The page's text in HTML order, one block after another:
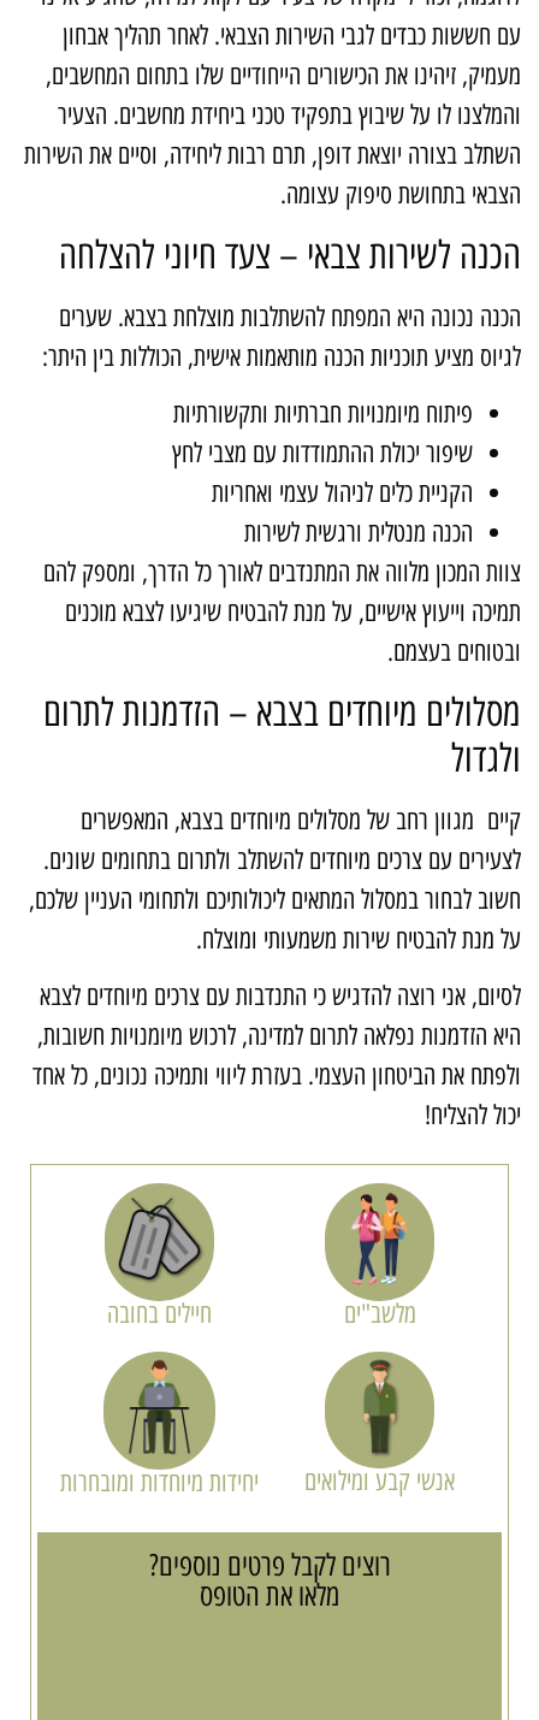
חששות כבדים לגבי השירות הצבאי. לאחר תהליך אבחון
זיהינו את הכישורים הייחודיים שלו בתחום המחשבים,
לו על שיבוץ בתפקיד טכני ביחידת מחשבים. הצעיר
בצורה יוצאת דופן, תרם רבות ליחידה, וסיים את השירות
בתחושת סיפוק עצומה.
לשירות צבאי – צעד חיוני להצלחה
נכונה היא המפתח להשתלבות מוצלחת בצבא. שערים
מציע תוכניות הכנה מותאמות אישית, הכוללות בין היתר:
פיתוח מיומנויות חברתיות ותקשורתיות
שיפור יכולת ההתמודדות עם מצבי לחץ
הקניית כלים לניהול עצמי ואחריות
הכנה מנטלית ורגשית לשירות
המכון מלווה את המתנדבים לאורך כל הדרך, ומספק להם
וייעוץ אישיים, על מנת להבטיח שיגיעו לצבא מוכנים
בעצמם.
מיוחדים בצבא – הזדמנות לתרום
מגוון רחב של מסלולים מיוחדים בצבא, המאפשרים
עם צרכים מיוחדים להשתלב ולתרום בתחומים שונים.
לבחור במסלול המתאים ליכולותיכם ולתחומי העניין שלכם,
מנת להבטיח שירות משמעותי ומוצלח.
אני רוצה להדגיש כי התנדבות עם צרכים מיוחדים לצבא
הזדמנות נפלאה לתרום למדינה, לרכוש מיומנויות חשובות,
את הביטחון העצמי. בעזרת ליווי ותמיכה נכונים, כל אחד
להצליח!
מלשב"ים חיילים בחובה
אנשי קבע ומילואים יחידות מיוחדות ומובחרות
רוצים לקבל פרטים נוספים?
מלאו את הטופס